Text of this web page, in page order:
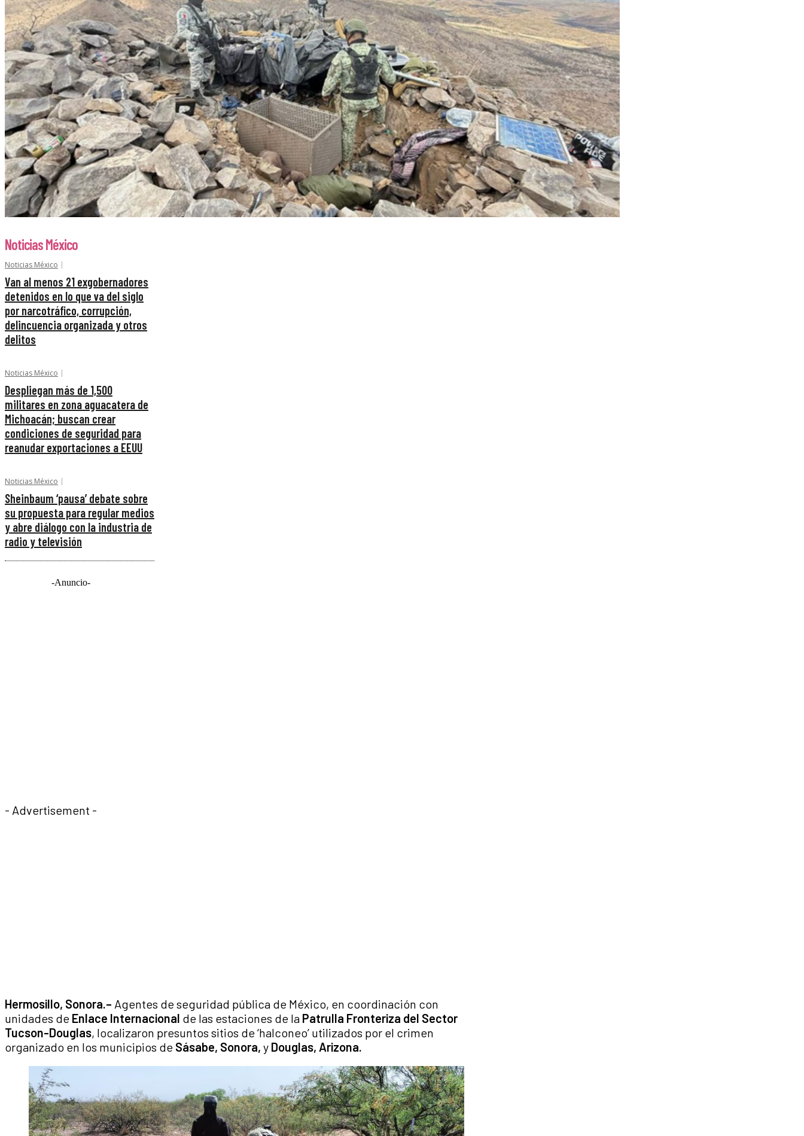
Noticias México
Noticias México
Van al menos 21 exgobernadores
detenidos en lo que va del siglo
por narcotráfico, corrupción,
delincuencia organizada y otros
delitos
Noticias México
Despliegan más de 1,500
militares en zona aguacatera de
Michoacán; buscan crear
condiciones de seguridad para
reanudar exportaciones a EEUU
Noticias México
Sheinbaum ‘pausa’ debate sobre
su propuesta para regular medios
y abre diálogo con la industria de
radio y televisión
-Anuncio-
- Advertisement -
Hermosillo, Sonora.– Agentes de seguridad pública de México, en coordinación con
unidades de Enlace Internacional de las estaciones de la Patrulla Fronteriza del Sector
Tucson-Douglas, localizaron presuntos sitios de ‘halconeo’ utilizados por el crimen
organizado en los municipios de Sásabe, Sonora, y Douglas, Arizona.